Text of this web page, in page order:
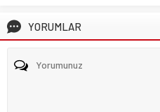
YORUMLAR